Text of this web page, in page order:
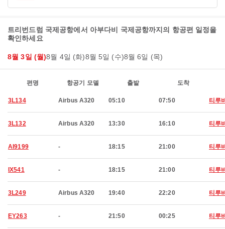
트리번드럼 국제공항에서 아부다비 국제공항까지의 항공편 일정을
확인하세요
8월 3일 (월)8월 4일 (화)8월 5일 (수)8월 6일 (목)
편명 항공기 모델 출발 도착
3L134 Airbus A320 05:10 07:50 티루
3L132 Airbus A320 13:30 16:10 티루
AI9199 - 18:15 21:00 티루
IX541 - 18:15 21:00 티루
3L249 Airbus A320 19:40 22:20 티루
EY263 - 21:50 00:25 티루